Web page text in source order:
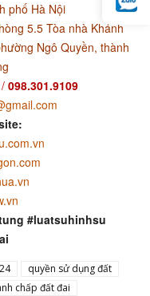
phố Hà Nội
5.5 Tòa nhà Khánh
Ngô Quyền, thành
098.301.9109
#luatsuhinhsu
quyền sử dụng đất
chấp đất đai